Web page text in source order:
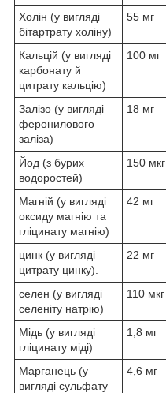
Холін (у вигляді
бітартрату холіну)
55 мг
Кальцій (у вигляді
карбонату й
цитрату кальцію)
100 мг
Залізо (у вигляді
феронилового
заліза)
18 мг
Йод (з бурих
водоростей)
150 мкг
Магній (у вигляді
оксиду магнію та
гліцинату магнію)
42 мг
цинк (у вигляді
цитрату цинку).
22 мг
селен (у вигляді
селеніту натрію)
110 мкг
Мідь (у вигляді
гліцинату міді)
1,8 мг
Марганець (у
вигляді сульфату
4,6 мг